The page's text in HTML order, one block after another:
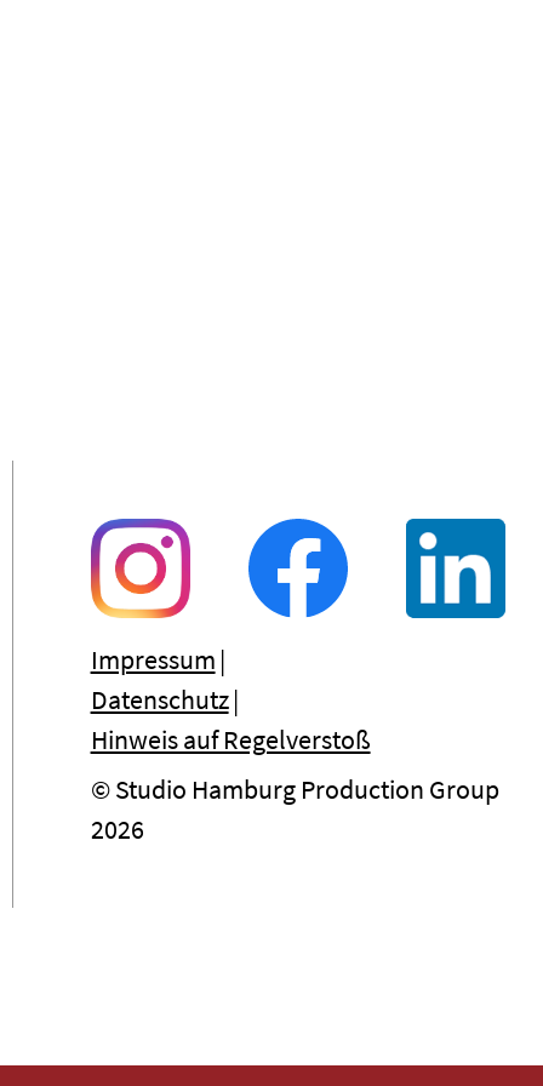
Impressum
Datenschutz
Hinweis auf Regelverstoß
© Studio Hamburg Production Group
2026